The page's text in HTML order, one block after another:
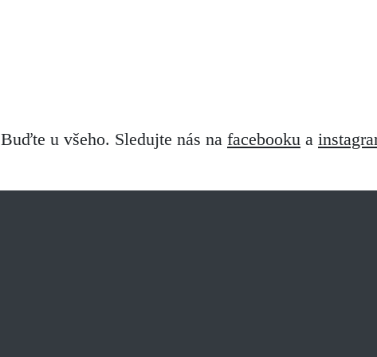
Buďte u všeho. Sledujte nás na facebooku a